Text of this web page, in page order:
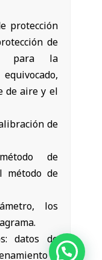
protección
de
para la
de aire y el
de
de
método de
los
datos de
y